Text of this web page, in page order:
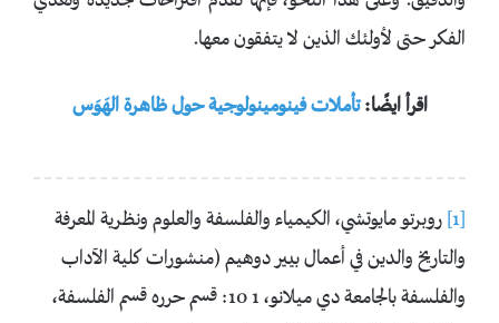
الفكر حتى لأولئك الذين لا يتفقون معها.
اقرأ ايضًا:تأملات فينومينولوجية حول ظاهرة الهَوَس
[1]
روبرتو مايوتشي، الكيمياء والفلسفة والعلوم ونظرية المعرفة
والتاريخ والدين في أعمال بيير دوهيم (منشورات كلية الآداب
والفلسفة بالجامعة دي ميلانو، 1 10: قسم حرره قسم الفلسفة،